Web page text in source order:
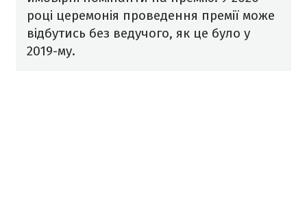
році церемонія проведення премії може
відбутись без ведучого, як це було у
2019-му.